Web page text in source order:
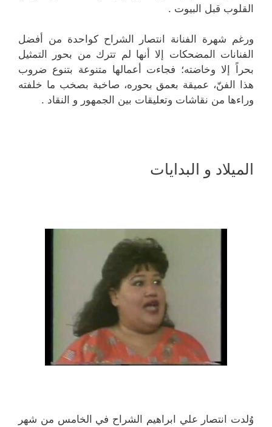
القلوب قبل البيوت .
ورغم شهرة الفنانة انتصار الشراح كواحدة من أفضل
الفنانات المضحكات إلا أنها لم تترك من بحور التمثيل
بحراً إلا وخاضته؛ فجاءت أعمالها متنوعة بتنوع ضروب
هذا الفنّ، عميقة بعمق بحوره، صاخبة بصخب ما خلفته
وراءها من نقاشات وتعليقات بين الجمهور و النقاد .
الميلاد و البدايات
وُلدت انتصار علي ابراهيم الشراح في الخامس من شهر